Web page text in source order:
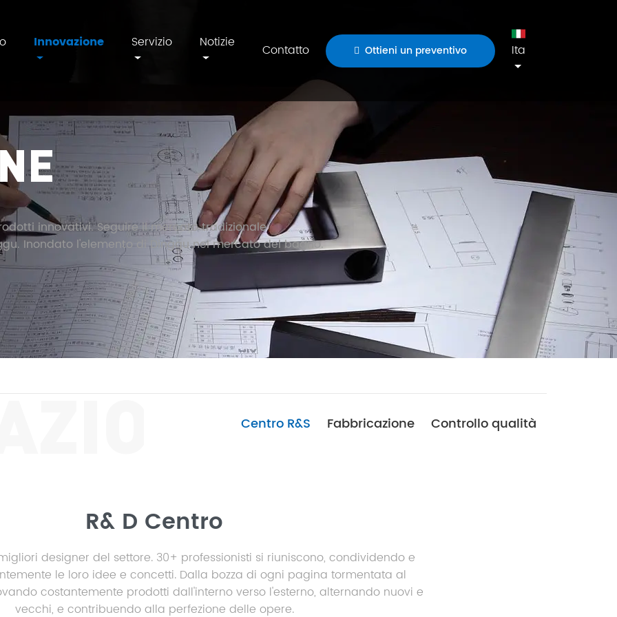
Innovazione Servizio Notizie Contatto Ottieni un preventivo Ita
innovativi. Seguire il mercato tradizionale
Inondato l'elemento di Dinggu nel mercato del bagno.
Centro R&S Fabbricazione Controllo qualità
R& D Centro
designer del settore. 30+ professionisti si riuniscono, condividendo e
le loro idee e concetti. Dalla bozza di ogni pagina tormentata al
costantemente prodotti dall'interno verso l'esterno, alternando nuovi e
vecchi, e contribuendo alla perfezione delle opere.